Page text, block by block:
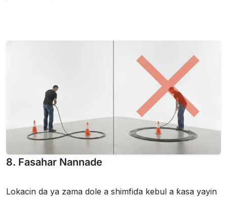
8. Fasahar Nannade
Lokacin da ya zama dole a shimfiɗa kebul a ƙasa yayin